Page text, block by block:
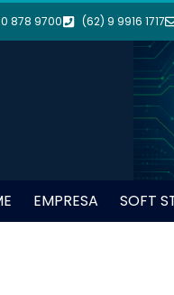
878 9700 (62) 9 9916 1717
EMPRESA SOFT